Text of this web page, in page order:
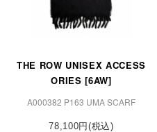
THE ROW UNISEX ACCESS
ORIES [6AW]
A000382 P163 UMA SCARF
78,100円(税込)